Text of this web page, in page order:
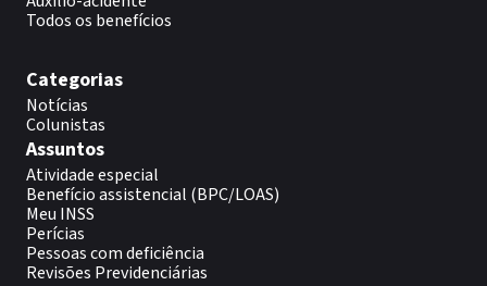
Todos os benefícios
Categorias
Notícias
Colunistas
Assuntos
Atividade especial
Benefício assistencial (BPC/LOAS)
Meu INSS
Perícias
Pessoas com deficiência
Revisões Previdenciárias